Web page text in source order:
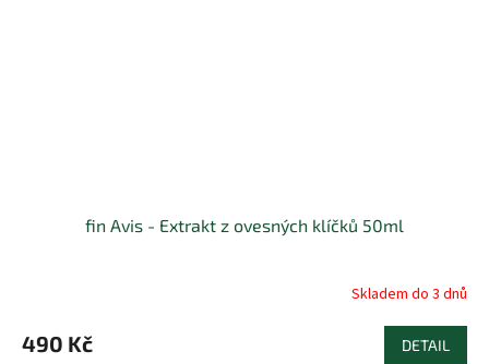
fin Avis - Extrakt z ovesných klíčků 50ml
Skladem do 3 dnů
490 Kč DETAIL